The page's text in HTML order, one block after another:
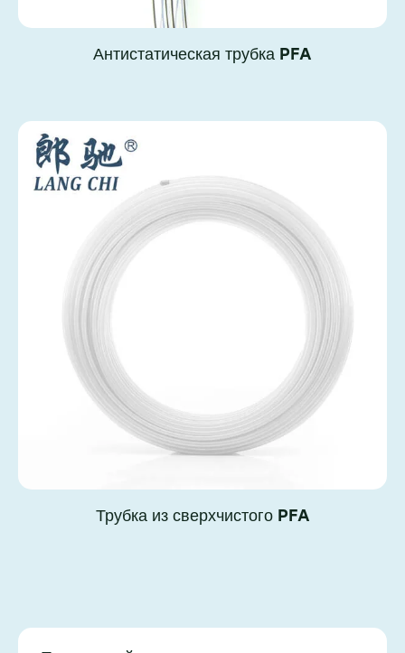
Антистатическая трубка PFA
Трубка из сверхчистого PFA